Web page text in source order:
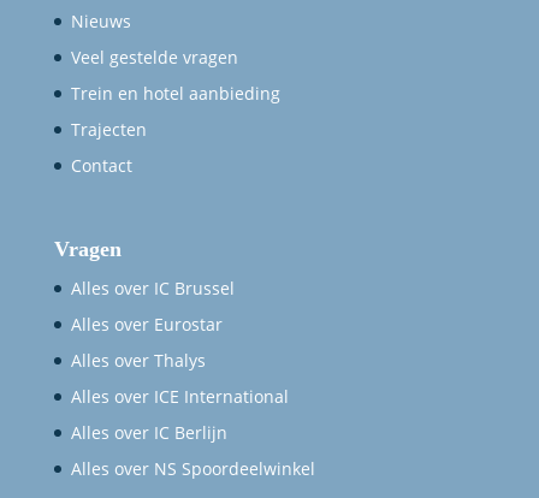
Nieuws
Veel gestelde vragen
Trein en hotel aanbieding
Trajecten
Contact
Vragen
Alles over IC Brussel
Alles over Eurostar
Alles over Thalys
Alles over ICE International
Alles over IC Berlijn
Alles over NS Spoordeelwinkel